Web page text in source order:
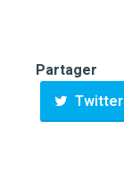
Partager
Twitter